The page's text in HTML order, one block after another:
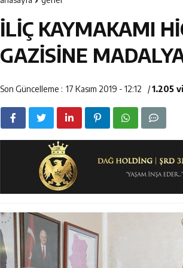
ETSO
12:14 Erzincan’da
12:13 Erzincan Erkek
17:03 Erzincan
İLİÇ KAYMAKAMI
GAZİSİNE
Son Güncelleme : 17 Kasım 2019 - 12:12 /1.205